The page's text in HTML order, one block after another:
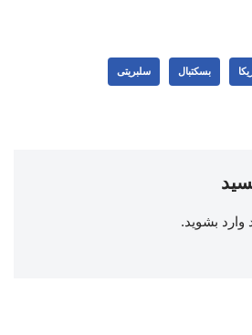
بسکتبال سلبریتی
وارد بشوید.